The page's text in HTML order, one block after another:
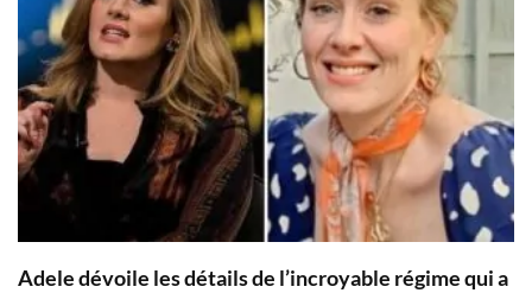
Adele dévoile les détails de l’incroyable régime qui a